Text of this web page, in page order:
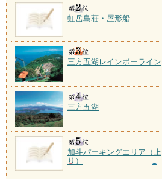
虹岳島荘・屋形船
三方五湖レインボーライン
三方五湖
加斗パーキングエリア（上
り）